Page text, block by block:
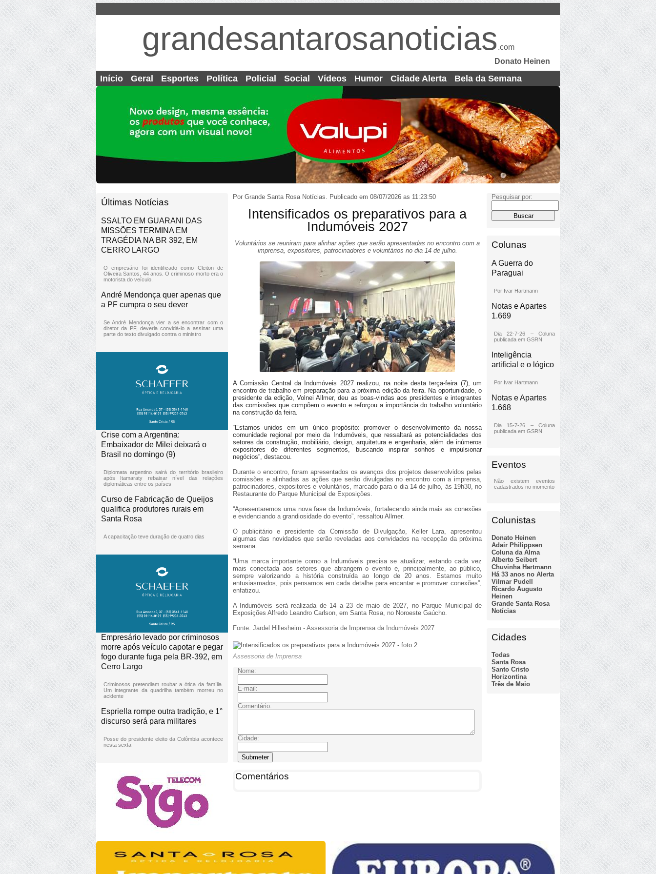
grandesantarosanoticias .com
Donato Heinen
Início Geral Esportes Política Policial Social Vídeos Humor Cidade Alerta Bela da Semana
Últimas Notícias
SSALTO EM GUARANI DAS
MISSÕES TERMINA EM
TRAGÉDIA NA BR 392, EM
CERRO LARGO
O empresário foi identificado como Cleiton de
Oliveira Santos, 44 anos. O criminoso morto era o
motorista do veículo.
André Mendonça quer apenas que
a PF cumpra o seu dever
Se André Mendonça vier a se encontrar com o
diretor da PF, deveria convidá-lo a assinar uma
parte do texto divulgado contra o ministro
Crise com a Argentina:
Embaixador de Milei deixará o
Brasil no domingo (9)
Diplomata argentino sairá do território brasileiro
após Itamaraty rebaixar nível das relações
diplomáticas entre os países
Curso de Fabricação de Queijos
qualifica produtores rurais em
Santa Rosa
A capacitação teve duração de quatro dias
Empresário levado por criminosos
morre após veículo capotar e pegar
fogo durante fuga pela BR-392, em
Cerro Largo
Criminosos pretendiam roubar a ótica da família.
Um integrante da quadrilha também morreu no
acidente
Espriella rompe outra tradição, e 1°
discurso será para militares
Posse do presidente eleito da Colômbia acontece
nesta sexta
Por Grande Santa Rosa Notícias. Publicado em 08/07/2026 as 11:23:50
Intensificados os preparativos para a
Indumóveis 2027
Voluntários se reuniram para alinhar ações que serão apresentadas no encontro com a
imprensa, expositores, patrocinadores e voluntários no dia 14 de julho.
A Comissão Central da Indumóveis 2027 realizou, na noite desta terça-feira (7), um
encontro de trabalho em preparação para a próxima edição da feira. Na oportunidade, o
presidente da edição, Volnei Allmer, deu as boas-vindas aos presidentes e integrantes
das comissões que compõem o evento e reforçou a importância do trabalho voluntário
na construção da feira.
“Estamos unidos em um único propósito: promover o desenvolvimento da nossa
comunidade regional por meio da Indumóveis, que ressaltará as potencialidades dos
setores da construção, mobiliário, design, arquitetura e engenharia, além de inúmeros
expositores de diferentes segmentos, buscando inspirar sonhos e impulsionar
negócios”, destacou.
Durante o encontro, foram apresentados os avanços dos projetos desenvolvidos pelas
comissões e alinhadas as ações que serão divulgadas no encontro com a imprensa,
patrocinadores, expositores e voluntários, marcado para o dia 14 de julho, às 19h30, no
Restaurante do Parque Municipal de Exposições.
“Apresentaremos uma nova fase da Indumóveis, fortalecendo ainda mais as conexões
e evidenciando a grandiosidade do evento”, ressaltou Allmer.
O publicitário e presidente da Comissão de Divulgação, Keller Lara, apresentou
algumas das novidades que serão reveladas aos convidados na recepção da próxima
semana.
“Uma marca importante como a Indumóveis precisa se atualizar, estando cada vez
mais conectada aos setores que abrangem o evento e, principalmente, ao público,
sempre valorizando a história construída ao longo de 20 anos. Estamos muito
entusiasmados, pois pensamos em cada detalhe para encantar e promover conexões”,
enfatizou.
A Indumóveis será realizada de 14 a 23 de maio de 2027, no Parque Municipal de
Exposições Alfredo Leandro Carlson, em Santa Rosa, no Noroeste Gaúcho.
Fonte: Jardel Hillesheim - Assessoria de Imprensa da Indumóveis 2027
Assessoria de Imprensa
Nome:
E-mail:
Comentário:
Cidade:
Comentários
Pesquisar por:
Colunas
A Guerra do
Paraguai
Por Ivar Hartmann
Notas e Apartes
1.669
Dia 22-7-26 – Coluna
publicada em GSRN
Inteligência
artificial e o lógico
Por Ivar Hartmann
Notas e Apartes
1.668
Dia 15-7-26 – Coluna
publicada em GSRN
Eventos
Não existem eventos
cadastrados no momento
Colunistas
Donato Heinen
Adair Philippsen
Coluna da Alma
Alberto Seibert
Chuvinha Hartmann
Há 33 anos no Alerta
Vilmar Pudell
Ricardo Augusto
Heinen
Grande Santa Rosa
Notícias
Cidades
Todas
Santa Rosa
Santo Cristo
Horizontina
Três de Maio